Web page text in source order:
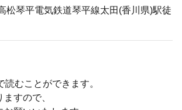
松琴平電気鉄道琴平線太田(香川県)駅徒
読むことができます。
すので、